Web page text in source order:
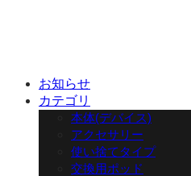
お知らせ
カテゴリ
本体(デバイス)
アクセサリー
使い捨てタイプ
交換用ポッド